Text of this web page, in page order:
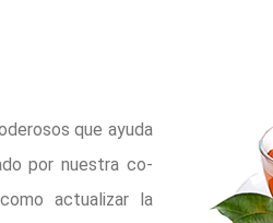
que ayuda
por nuestra co-
actualizar la